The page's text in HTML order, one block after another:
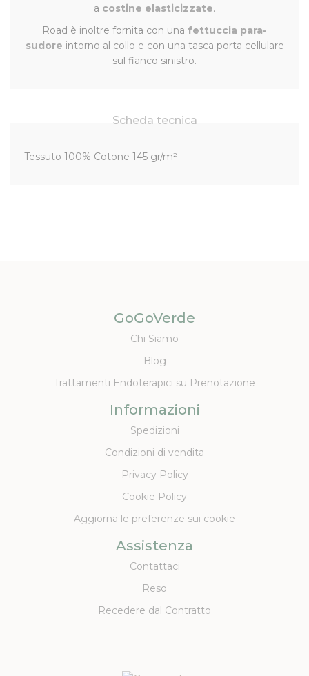
a costine elasticizzate.
Road è inoltre fornita con una fettuccia para-
sudore intorno al collo e con una tasca porta cellulare
sul fianco sinistro.
Scheda tecnica
Tessuto 100% Cotone 145 gr/m²
GoGoVerde
Chi Siamo
Blog
Trattamenti Endoterapici su Prenotazione
Informazioni
Spedizioni
Condizioni di vendita
Privacy Policy
Cookie Policy
Aggiorna le preferenze sui cookie
Assistenza
Contattaci
Reso
Recedere dal Contratto